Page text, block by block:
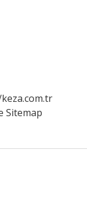
Sitemap